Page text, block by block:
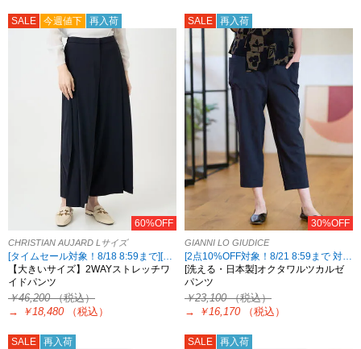
SALE 今週値下 再入荷
60%OFF
CHRISTIAN AUJARD Lサイズ
[タイムセール対象！8/18 8:59まで][2点10%OFF対象！8/21 8:59まで 対象ブランド限定]
【大きいサイズ】2WAYストレッチワ
イドパンツ
￥46,200（税込）
→
￥18,480 （税込）
SALE 再入荷
30%OFF
GIANNI LO GIUDICE
[2点10%OFF対象！8/21 8:59まで 対象5ブランド限定]
[洗える・日本製]オクタワルツカルゼ
パンツ
￥23,100（税込）
→
￥16,170 （税込）
SALE 再入荷 SALE 再入荷